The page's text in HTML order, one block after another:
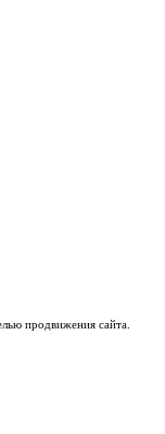
продвижения сайта.